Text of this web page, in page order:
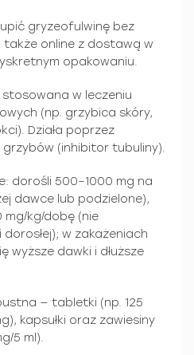
gryzeofulwinę bez
online z dostawą w
opakowaniu.
w leczeniu
(np. grzybica skóry,
Działa poprzez
(inhibitor tubuliny).
dorośli 500–1000 mg na
dawce lub podzielone),
mg/kg/dobę (nie
w zakażeniach
wyższe dawki i dłuższe
— tabletki (np. 125
kapsułki oraz zawiesiny
5 ml).